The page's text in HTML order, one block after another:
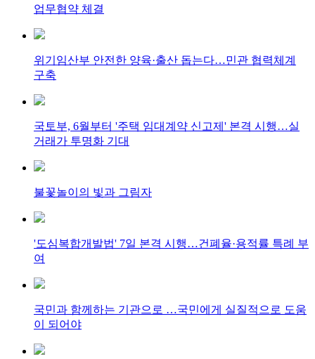
업무협약 체결
위기임산부 안전한 양육·출산 돕는다…민관 협력체계
구축
국토부, 6월부터 '주택 임대계약 신고제' 본격 시행…실
거래가 투명화 기대
불꽃놀이의 빛과 그림자
'도심복합개발법' 7일 본격 시행…건폐율·용적률 특례 부
여
국민과 함께하는 기관으로 …국민에게 실질적으로 도움
이 되어야